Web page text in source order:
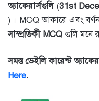
অ্যাফেয়ার্সগুলি(31st
) । MCQ আকারে এবং
সাম্প্রতিকী MCQ গুলি মনে
সমস্ত ডেইলি কারেন্ট
Here.